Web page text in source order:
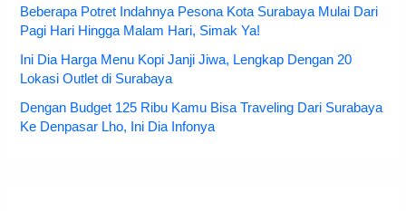
Beberapa Potret Indahnya Pesona Kota Surabaya Mulai Dari
Pagi Hari Hingga Malam Hari, Simak Ya!
Ini Dia Harga Menu Kopi Janji Jiwa, Lengkap Dengan 20
Lokasi Outlet di Surabaya
Dengan Budget 125 Ribu Kamu Bisa Traveling Dari Surabaya
Ke Denpasar Lho, Ini Dia Infonya